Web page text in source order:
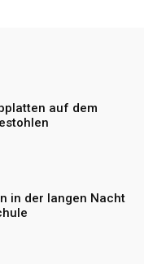
auf dem
in der langen Nacht